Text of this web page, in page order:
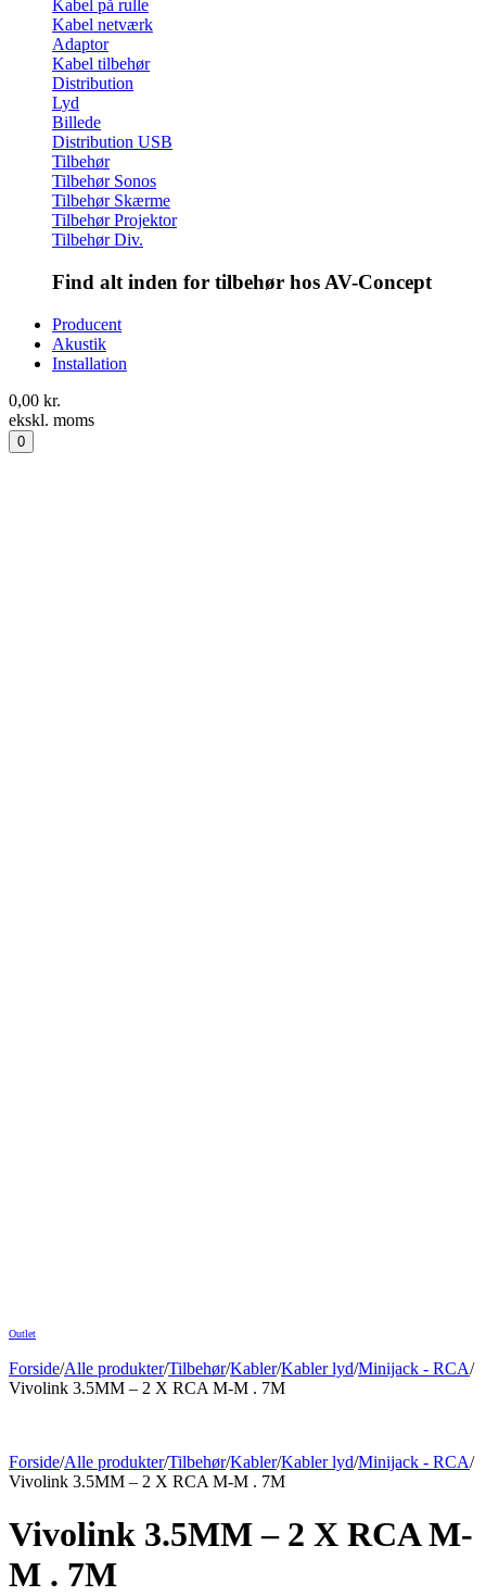
Kabel på rulle
Kabel netværk
Adaptor
Kabel tilbehør
Distribution
Lyd
Billede
Distribution USB
Tilbehør
Tilbehør Sonos
Tilbehør Skærme
Tilbehør Projektor
Tilbehør Div.
Find alt inden for tilbehør hos AV-Concept
Producent
Akustik
Installation
0,00 kr.
ekskl. moms
0
Outlet
Forside/Alle produkter/Tilbehør/Kabler/Kabler lyd/Minijack - RCA/
Vivolink 3.5MM – 2 X RCA M-M . 7M
Forside/Alle produkter/Tilbehør/Kabler/Kabler lyd/Minijack - RCA/
Vivolink 3.5MM – 2 X RCA M-M . 7M
Vivolink 3.5MM – 2 X RCA M-
M . 7M